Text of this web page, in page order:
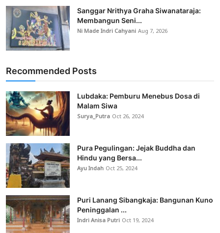
Sanggar Nrithya Graha Siwanataraja:
Membangun Seni...
Ni Made Indri CahyaniAug 7, 2026
Recommended Posts
Lubdaka: Pemburu Menebus Dosa di
Malam Siwa
Surya_Putra Oct 26, 2024
Pura Pegulingan: Jejak Buddha dan
Hindu yang Bersa...
Ayu Indah Oct 25, 2024
Puri Lanang Sibangkaja: Bangunan Kuno
Peninggalan ...
Indri Anisa Putri Oct 19, 2024